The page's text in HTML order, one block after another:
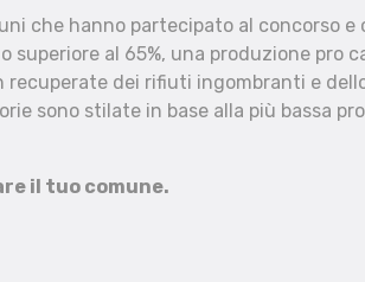
che hanno partecipato al concorso
superiore al 65%, una produzione pro
recuperate dei rifiuti ingombranti e
sono stilate in base alla più bassa
il tuo comune.